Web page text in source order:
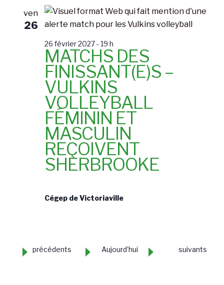
ven
26
26 février 2027 - 19 h
MATCHS DES
FINISSANT(E)S –
VULKINS
VOLLEYBALL
FÉMININ ET
MASCULIN
REÇOIVENT
SHERBROOKE
Cégep de Victoriaville
É
précédents Aujourd’hui
É
suivants